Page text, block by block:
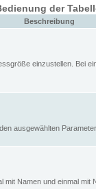
der
Beschreibung
einzustellen. Bei
ausgewählten
mit Namen und einmal mit